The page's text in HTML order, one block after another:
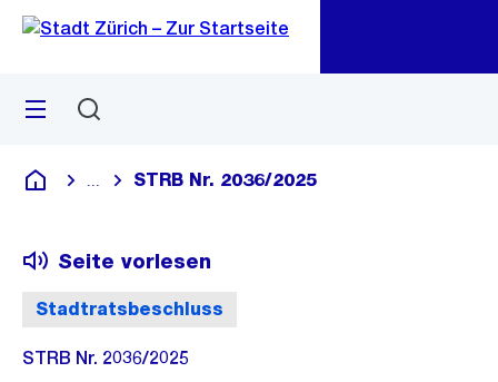
Navigation
Sprunglink
Menü
Deutsch
Blende alle Breadcrumbs ein
STRB Nr. 2036/2025
Stadtratsbeschluss
Seite vorlesen
STRB Nr. 2036/2025